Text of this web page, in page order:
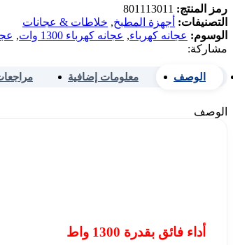
رمز المنتج: 801113011
التصنيفات: أجهزة المطبخ, خلاطات & عجانات
الوسوم: عجانه كهرباء, عجانه كهرباء 1300 وات ,
مشاركة:
الوصف معلومات إضافية
الوصف
أداء فائق بقدرة 1300 واط